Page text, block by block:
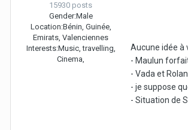
15930 posts
Gender:Male
Location:Bénin, Guinée,
Emirats, Valenciennes
Interests:Music, travelling,
Cinema,
Aucune idée à
- Maulun
- Vada et
- je suppose
- Situation de